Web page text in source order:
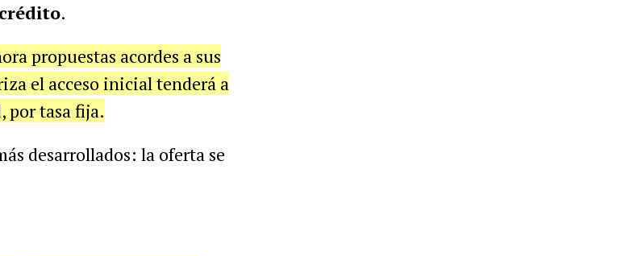
.
propuestas acordes a sus
el acceso inicial tenderá a
por tasa fija.
desarrollados: la oferta se